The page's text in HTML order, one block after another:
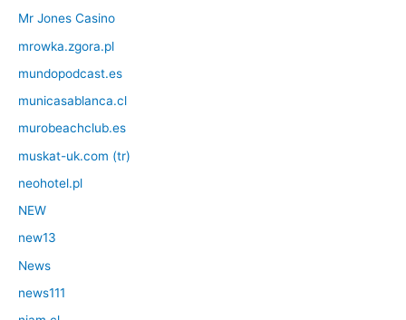
Mr Jones Casino
mrowka.zgora.pl
mundopodcast.es
municasablanca.cl
murobeachclub.es
muskat-uk.com (tr)
neohotel.pl
NEW
new13
News
news111